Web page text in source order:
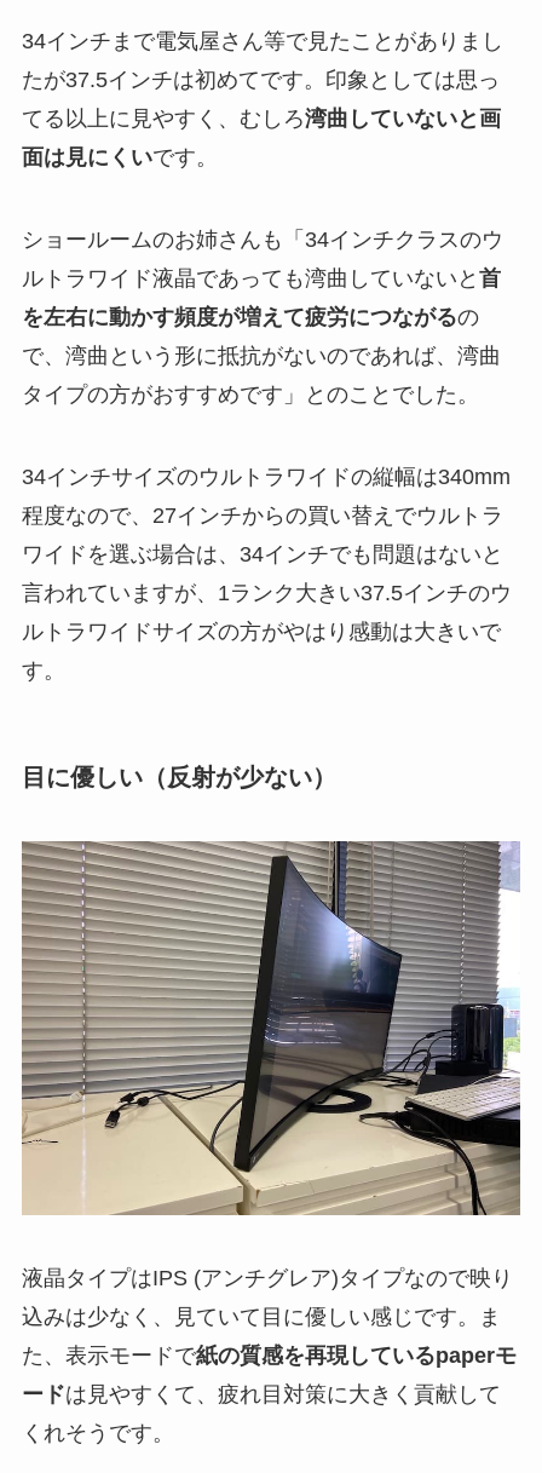
34インチまで電気屋さん等で見たことがありまし
たが37.5インチは初めてです。印象としては思っ
てる以上に見やすく、むしろ湾曲していないと画
面は見にくいです。
ショールームのお姉さんも「34インチクラスのウ
ルトラワイド液晶であっても湾曲していないと 首
を左右に動かす頻度が増えて疲労につながるの
で、湾曲という形に抵抗がないのであれば、湾曲
タイプの方がおすすめです」とのことでした。
34インチサイズのウルトラワイドの縦幅は340mm
程度なので、27インチからの買い替えでウルトラ
ワイドを選ぶ場合は、34インチでも問題はないと
言われていますが、1ランク大きい37.5インチのウ
ルトラワイドサイズの方がやはり感動は大きいで
す。
目に優しい（反射が少ない）
液晶タイプはIPS (アンチグレア)タイプなので映り
込みは少なく、見ていて目に優しい感じです。ま
た、表示モードで紙の質感を再現しているpaperモ
ードは見やすくて、疲れ目対策に大きく貢献して
くれそうです。